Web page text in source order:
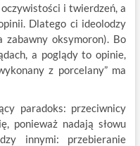
i twierdzeń, a
Dlatego ci ideolodzy
zabawny oksymoron). Bo
a poglądy to opinie,
z porcelany” ma
paradoks: przeciwnicy
ponieważ nadają słowu
innymi: przebieranie